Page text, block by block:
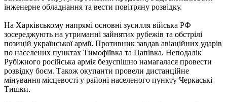
інженерне обладнання та вести повітряну розвідку.
На Харківському напрямі основні зусилля війська РФ
зосереджують на утриманні зайнятих рубежів та обстрілі
позицій української армії. Противник завдав авіаційних ударів
по населених пунктах Тимофіївка та Цапівка. Неподалік
Рубіжного російська армія безуспішно намагалася провести
розвідку боєм. Також окупанти провели дистанційне
мінування місцевості у районі населеного пункту Черкаські
Тишки.